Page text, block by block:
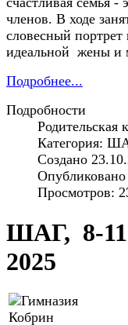
членов. В ходе
словесный
идеальной жены и
Подробнее...
Подробности
Родительская
Категория:
Создано
Просмотров:
ШАГ, 8-11
2025